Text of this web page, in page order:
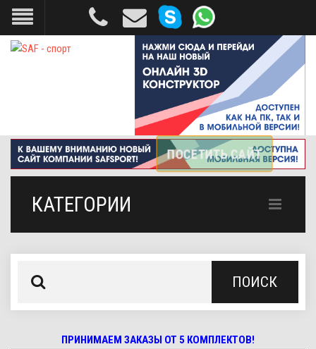
КАТЕГОРИИ
ПОИСК
ПРИНИМАЕМ ЗАКАЗЫ ОТ 5 КОМПЛЕКТОВ!